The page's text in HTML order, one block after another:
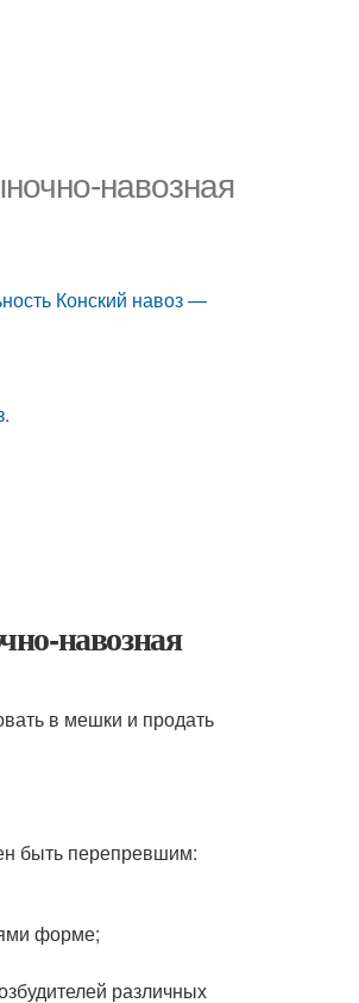
навозная
Конский навоз —
навозная
в мешки и продать
быть перепревшим:
форме;
различных